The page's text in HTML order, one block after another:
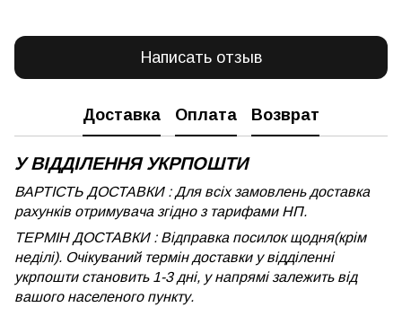
Написать отзыв
Доставка Оплата Возврат
У ВІДДІЛЕННЯ УКРПОШТИ
ВАРТІСТЬ ДОСТАВКИ : Для всіх замовлень доставка
рахунків отримувача згідно з тарифами НП.
ТЕРМІН ДОСТАВКИ : Відправка посилок щодня(крім
неділі). Очікуваний термін доставки у відділенні
укрпошти становить 1-3 дні, у напрямі залежить від
вашого населеного пункту.